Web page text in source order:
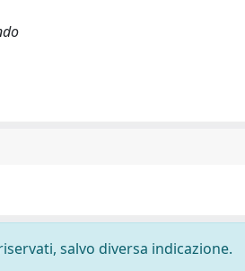
salvo diversa indicazione.